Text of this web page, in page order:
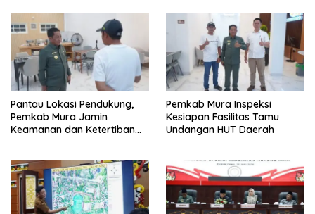
Pantau Lokasi Pendukung,
Pemkab Mura Jamin
Keamanan dan Ketertiban
Pemkab Mura Inspeksi
Kesiapan Fasilitas Tamu
Undangan HUT Daerah